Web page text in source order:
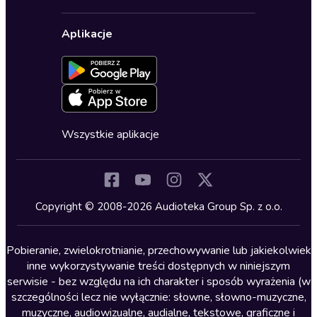
Biznes, marketing, ekonomia
Dla młodzieży
Kryminały
Lektury szkolne
Literatura anglojęzyczna
Literatura faktu
Literatura obyczajowa
Ustawienia prywatności
Formularz zgłaszania nielegalnych treści
Deklaracja dostępności
Oferta dla firm i bibliotek
Dołącz do newslettera
Blog
Zapowiedzi
Cykle audiobooków
Aplikacje
Wszystkie aplikacje
Copyright © 2008-2026 Audioteka Group Sp. z o.o.
Pobieranie, zwielokrotnianie, przechowywanie lub jakiekolwiek
inne wykorzystywanie treści dostępnych w niniejszym
serwisie - bez względu na ich charakter i sposób wyrażenia (w
szczególności lecz nie wyłącznie: słowne, słowno-muzyczne,
muzyczne, audiowizualne, audialne, tekstowe, graficzne i